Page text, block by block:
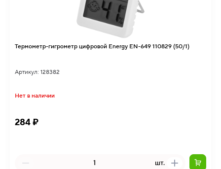
Термометр-гигрометр цифровой Energy EN-649 110829 (50/1)
Артикул: 128382
Нет в наличии
284 ₽
шт.